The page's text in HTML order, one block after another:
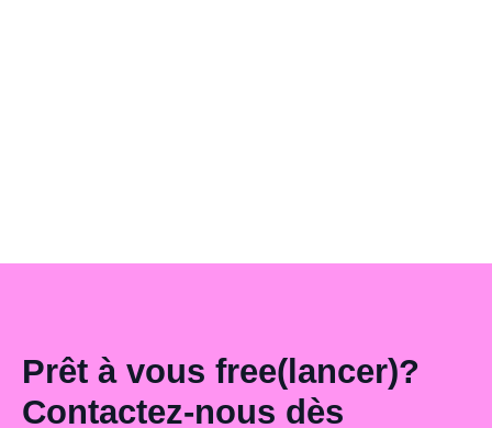
Prêt à vous free(lancer)?
Contactez-nous dès